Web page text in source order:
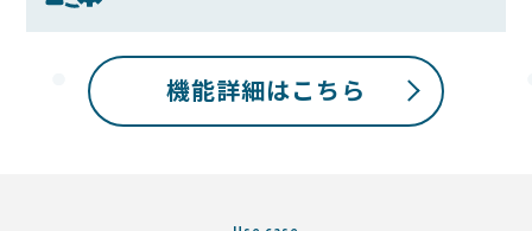
機能詳細はこちら